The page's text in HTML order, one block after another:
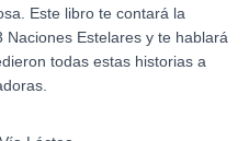
Este libro te contará la
Estelares y te hablará
todas estas historias a